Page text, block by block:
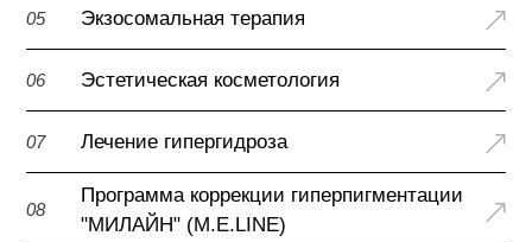
05 Экзосомальная терапия
06 Эстетическая косметология
07 Лечение гипергидроза
08
Программа коррекции гиперпигментации
"МИЛАЙН" (M.E.LINE)